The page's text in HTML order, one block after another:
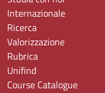
Internazionale
Ricerca
Valorizzazione
Rubrica
Unifind
Course Catalogue